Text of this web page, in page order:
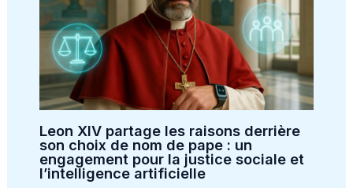
Leon XIV partage les raisons derrière
son choix de nom de pape : un
engagement pour la justice sociale et
l’intelligence artificielle